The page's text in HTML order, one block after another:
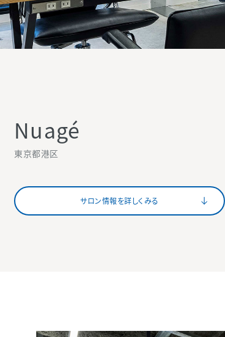
Nuagé
東京都港区
サロン情報を詳しくみる